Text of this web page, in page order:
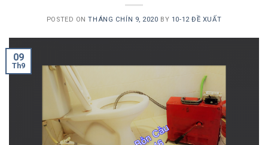
POSTED ONTHÁNG CHÍN 9, 2020 BY 10-12 ĐỀ XUẤT
09
Th9